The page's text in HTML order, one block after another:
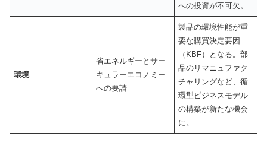
への投資が不可欠。
環境
省エネルギーとサー
キュラーエコノミー
への要請
製品の環境性能が重
要な購買決定要因
（KBF）となる。部
品のリマニュファク
チャリングなど、循
環型ビジネスモデル
の構築が新たな機会
に。